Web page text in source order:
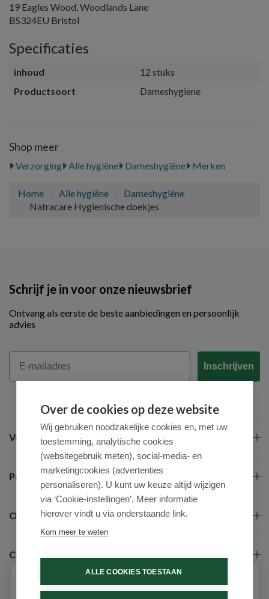
19 Eagles Wood, Woodlands Lane
BS324EU Bristol
Specificaties
inhoud
12 stuks
Productsoort
Dameshygiene
Shop meer
Verzorging Alle hygiëne Dameshygiëne Merken
Home Alle hygiëne
Dameshygiëne
Natracare Hygienische doekjes
Schrijf je in voor onze nieuwsbrief
Ontvang als eerste de beste aanbiedingen en persoonlijk
advies
Email
Inschrijven
Veel gestelde vragen
Populaire merken
Over ons
Contact
Over de cookies op deze website
Wij gebruiken noodzakelijke cookies en, met uw
toestemming, analytische cookies
(websitegebruik meten), social-media- en
marketingcookies (advertenties
personaliseren). U kunt uw keuze altijd wijzigen
via ‘Cookie-instellingen’. Meer informatie
hierover vindt u via onderstaande link.
Kom meer te weten
ALLE COOKIES TOESTAAN
Schrijf je in voor onze nieuwsbrief